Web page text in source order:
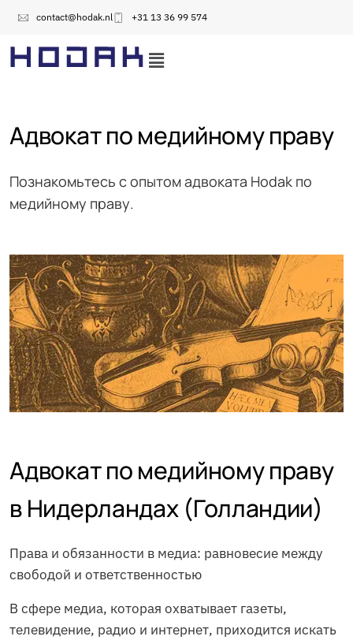
contact@hodak.nl +31 13 36 99 574
Адвокат по медийному праву
Познакомьтесь с опытом адвоката Hodak по
медийному праву.
Адвокат по медийному праву
в Нидерландах (Голландии)
Права и обязанности в медиа: равновесие между
свободой и ответственностью
В сфере медиа, которая охватывает газеты,
телевидение, радио и интернет, приходится искать